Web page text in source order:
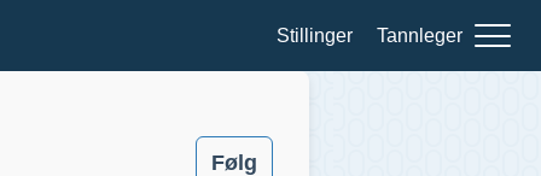
Stillinger Tannleger
Følg